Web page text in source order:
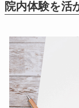
院内体験を活